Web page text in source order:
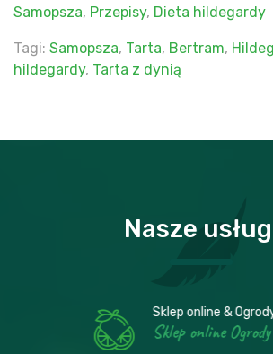
Samopsza, Przepisy, Dieta hildegardy
Tagi: Samopsza, Tarta, Bertram,
hildegardy, Tarta z dynią
Nasze
Sklep online & Ogrody Hildegardy
Sklep online Ogrody Hildegardy